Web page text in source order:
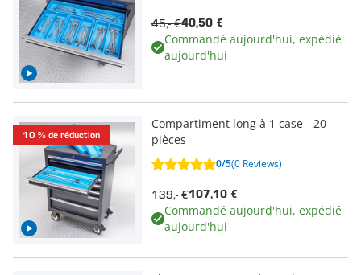
40,50 €
45,- €
Commandé aujourd'hui, expédié
aujourd'hui
10 % de réduction
Compartiment long à 1 case - 20
pièces
0/5(0 Reviews)
107,10 €
139,- €
Commandé aujourd'hui, expédié
aujourd'hui